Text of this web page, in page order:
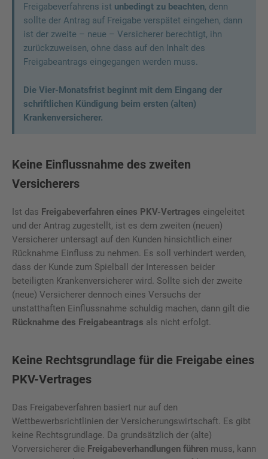
Freigabeverfahrens ist unbedingt zu beachten, denn
sollte der Antrag auf Freigabe verspätet eingehen, dann
ist der zweite – neue – Versicherer berechtigt, ihn
zurückzuweisen, ohne dass auf den Inhalt des
Freigabeantrags eingegangen werden muss.
Die Vier-Monatsfrist beginnt mit dem Eingang der
schriftlichen Kündigung beim ersten (alten)
Krankenversicherer.
Keine Einflussnahme des zweiten
Versicherers
Ist das Freigabeverfahren eines PKV-Vertrages eingeleitet
und der Antrag zugestellt, ist es dem zweiten (neuen)
Versicherer untersagt auf den Kunden hinsichtlich einer
Rücknahme Einfluss zu nehmen. Es soll verhindert werden,
dass der Kunde zum Spielball der Interessen beider
beteiligten Krankenversicherer wird. Sollte sich der zweite
(neue) Versicherer dennoch eines Versuchs der
unstatthaften Einflussnahme schuldig machen, dann gilt die
Rücknahme des Freigabeantrags als nicht erfolgt.
Keine Rechtsgrundlage für die Freigabe eines
PKV-Vertrages
Das Freigabeverfahren basiert nur auf den
Wettbewerbsrichtlinien der Versicherungswirtschaft. Es gibt
keine Rechtsgrundlage. Da grundsätzlich der (alte)
Vorversicherer die Freigabeverhandlungen führen muss, kann